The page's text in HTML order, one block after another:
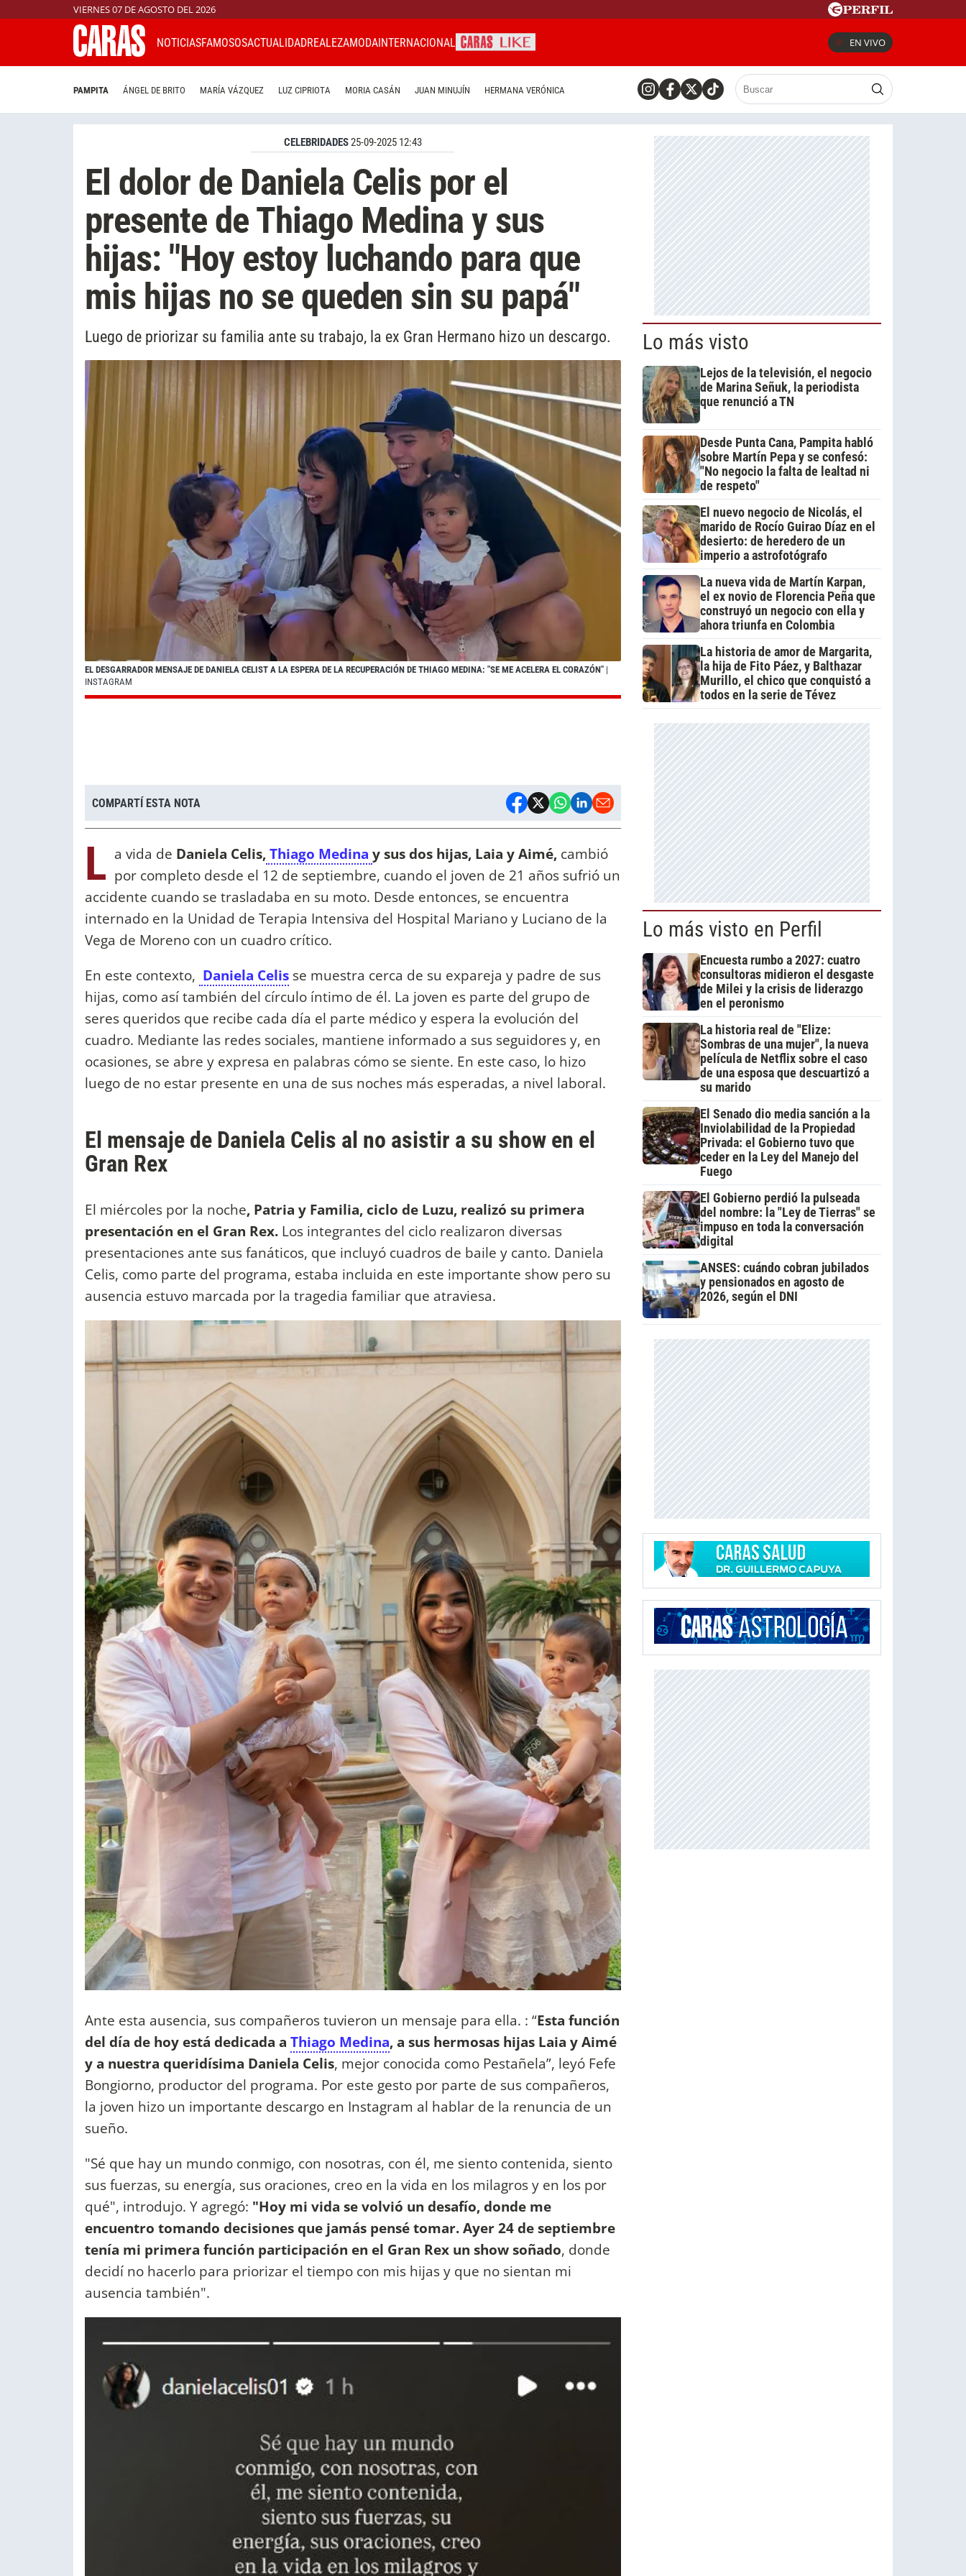
VIERNES 07 DE AGOSTO DEL 2026
NOTICIASFAMOSOSACTUALIDADREALEZAMODAINTERNACIONAL EN VIVO
PAMPITA ÁNGEL DE BRITO MARÍA VÁZQUEZ LUZ CIPRIOTA MORIA CASÁN JUAN MINUJÍN HERMANA VERÓNICA
CELEBRIDADES25-09-2025 12:43
El dolor de Daniela Celis por el
presente de Thiago Medina y sus
hijas: "Hoy estoy luchando para que
mis hijas no se queden sin su papá"
Luego de priorizar su familia ante su trabajo, la ex Gran Hermano hizo un descargo.
EL DESGARRADOR MENSAJE DE DANIELA CELIST A LA ESPERA DE LA RECUPERACIÓN DE THIAGO MEDINA: "SE ME ACELERA EL CORAZÓN" |
INSTAGRAM
COMPARTÍ ESTA NOTA
L a vida de Daniela Celis,Thiago Medina y sus dos hijas, Laia y Aimé, cambió
por completo desde el 12 de septiembre, cuando el joven de 21 años sufrió un
accidente cuando se trasladaba en su moto. Desde entonces, se encuentra
internado en la Unidad de Terapia Intensiva del Hospital Mariano y Luciano de la
Vega de Moreno con un cuadro crítico.
En este contexto, Daniela Celis se muestra cerca de su expareja y padre de sus
hijas, como así también del círculo íntimo de él. La joven es parte del grupo de
seres queridos que recibe cada día el parte médico y espera la evolución del
cuadro. Mediante las redes sociales, mantiene informado a sus seguidores y, en
ocasiones, se abre y expresa en palabras cómo se siente. En este caso, lo hizo
luego de no estar presente en una de sus noches más esperadas, a nivel laboral.
El mensaje de Daniela Celis al no asistir a su show en el
Gran Rex
El miércoles por la noche, Patria y Familia, ciclo de Luzu, realizó su primera
presentación en el Gran Rex. Los integrantes del ciclo realizaron diversas
presentaciones ante sus fanáticos, que incluyó cuadros de baile y canto. Daniela
Celis, como parte del programa, estaba incluida en este importante show pero su
ausencia estuvo marcada por la tragedia familiar que atraviesa.
Ante esta ausencia, sus compañeros tuvieron un mensaje para ella. : “Esta función
del día de hoy está dedicada a Thiago Medina, a sus hermosas hijas Laia y Aimé
y a nuestra queridísima Daniela Celis, mejor conocida como Pestañela”, leyó Fefe
Bongiorno, productor del programa. Por este gesto por parte de sus compañeros,
la joven hizo un importante descargo en Instagram al hablar de la renuncia de un
sueño.
"Sé que hay un mundo conmigo, con nosotras, con él, me siento contenida, siento
sus fuerzas, su energía, sus oraciones, creo en la vida en los milagros y en los por
qué", introdujo. Y agregó: "Hoy mi vida se volvió un desafío, donde me
encuentro tomando decisiones que jamás pensé tomar. Ayer 24 de septiembre
tenía mi primera función participación en el Gran Rex un show soñado, donde
decidí no hacerlo para priorizar el tiempo con mis hijas y que no sientan mi
ausencia también".
Lo más visto
Lejos de la televisión, el negocio
de Marina Señuk, la periodista
que renunció a TN
Desde Punta Cana, Pampita habló
sobre Martín Pepa y se confesó:
"No negocio la falta de lealtad ni
de respeto"
El nuevo negocio de Nicolás, el
marido de Rocío Guirao Díaz en el
desierto: de heredero de un
imperio a astrofotógrafo
La nueva vida de Martín Karpan,
el ex novio de Florencia Peña que
construyó un negocio con ella y
ahora triunfa en Colombia
La historia de amor de Margarita,
la hija de Fito Páez, y Balthazar
Murillo, el chico que conquistó a
todos en la serie de Tévez
Lo más visto en Perfil
Encuesta rumbo a 2027: cuatro
consultoras midieron el desgaste
de Milei y la crisis de liderazgo
en el peronismo
La historia real de "Elize:
Sombras de una mujer", la nueva
película de Netflix sobre el caso
de una esposa que descuartizó a
su marido
El Senado dio media sanción a la
Inviolabilidad de la Propiedad
Privada: el Gobierno tuvo que
ceder en la Ley del Manejo del
Fuego
El Gobierno perdió la pulseada
del nombre: la "Ley de Tierras" se
impuso en toda la conversación
digital
ANSES: cuándo cobran jubilados
y pensionados en agosto de
2026, según el DNI